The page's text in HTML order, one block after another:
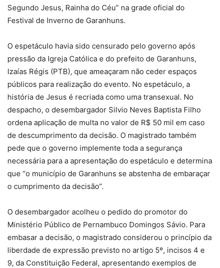
Segundo Jesus, Rainha do Céu” na grade oficial do
Festival de Inverno de Garanhuns.
O espetáculo havia sido censurado pelo governo após
pressão da Igreja Católica e do prefeito de Garanhuns,
Izaías Régis (PTB), que ameaçaram não ceder espaços
públicos para realização do evento. No espetáculo, a
história de Jesus é recriada como uma transexual. No
despacho, o desembargador Silvio Neves Baptista Filho
ordena aplicação de multa no valor de R$ 50 mil em caso
de descumprimento da decisão. O magistrado também
pede que o governo implemente toda a segurança
necessária para a apresentação do espetáculo e determina
que “o município de Garanhuns se abstenha de embaraçar
o cumprimento da decisão”.
O desembargador acolheu o pedido do promotor do
Ministério Público de Pernambuco Domingos Sávio. Para
embasar a decisão, o magistrado considerou o princípio da
liberdade de expressão previsto no artigo 5º, incisos 4 e
9, da Constituição Federal, apresentando exemplos de